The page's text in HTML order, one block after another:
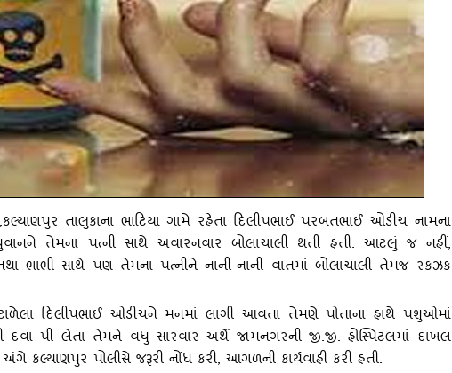
,કલ્‍યાણપુર તાલુકાના ભાટિયા ગામે રહેતા દિલીપભાઈ પરબતભાઈ ઓડીચ નામના
યુવાનને તેમના પત્‍ની સાથે અવારનવાર બોલાચાલી થતી હતી. આટલું જ નહીં,
ભાભી સાથે પણ તેમના પત્‍નીને નાની-નાની વાતમાં બોલાચાલી તેમજ રકઝક
દિલીપભાઈ ઓડીચને મનમાં લાગી આવતા તેમણે પોતાના હાથે પશુઓમાં
દવા પી લેતા તેમને વધુ સારવાર અર્થે જામનગરની જી.જી. હોસ્‍પિટલમાં દાખલ
કલ્‍યાણપુર પોલીસે જરૂરી નોંધ કરી, આગળની કાર્યવાહી કરી હતી.